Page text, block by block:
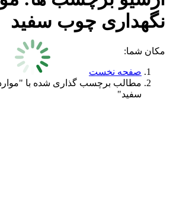
نگهداری چوب سفید
مکان شما:
صفحه نخست
مطالب برچسب گذاری شده با
سفید"